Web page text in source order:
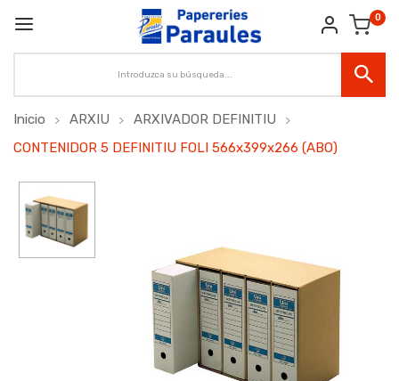
0
Inicio ARXIU
ARXIVADOR DEFINITIU
CONTENIDOR 5 DEFINITIU FOLI 566x399x266 (ABO)